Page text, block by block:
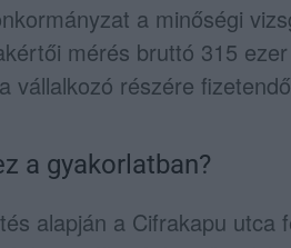
a minőségi
mérés bruttó 315
vállalkozó részére
a gyakorlatban?
alapján a Cifrakapu